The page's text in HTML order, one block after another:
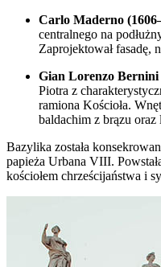
Carlo Maderno
centralnego na
Zaprojektował fasadę,
Gian Lorenzo Bernini
Piotra z
ramiona Kościoła.
baldachim z brązu
Bazylika została
papieża Urbana VIII.
kościołem chrześcijaństwa i